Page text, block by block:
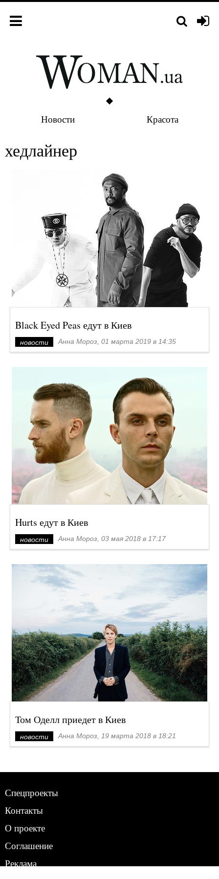
Новости Красота
хедлайнер
Black Eyed Peas едут в Киев
новости Анна Мороз, 01 марта 2019 в 14:35
Hurts едут в Киев
новости Анна Мороз, 03 мая 2018 в 17:17
Том Оделл приедет в Киев
новости Анна Мороз, 19 марта 2018 в 18:21
Спецпроекты
Контакты
О проекте
Соглашение
Реклама